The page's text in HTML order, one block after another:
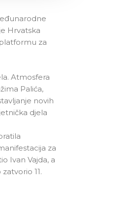
Hrvatska
za
Atmosfera
Palića,
novih
djela
za
Ivan Vajda, a
11.